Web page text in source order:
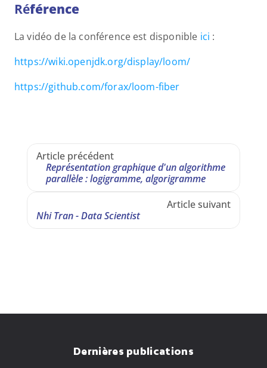
Référence
La vidéo de la conférence est disponible ici :
https://wiki.openjdk.org/display/loom/
https://github.com/forax/loom-fiber
Article précédent
Représentation graphique d'un algorithme
parallèle : logigramme, algorigramme
Article suivant
Nhi Tran - Data Scientist
Dernières publications